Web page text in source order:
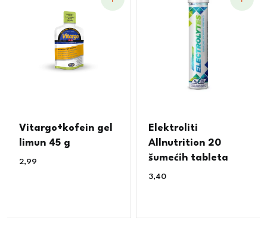
Vitargo+kofein gel
limun 45 g
2,99
Elektroliti
Allnutrition 20
šumećih tableta
3,40